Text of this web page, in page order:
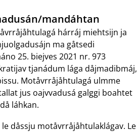
mandáhtan
hárráj miehtsijn ja
ma gåtsedi
25. biejves 2021 nr. 973
tjanádum lága dåjmadibmáj,
Motåvrråjåhtulagá ulmme
jus oajvvadusá galggi boahtet
láhkan.
dåssju motåvrråjåhtulaklágav. Le